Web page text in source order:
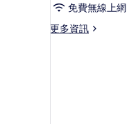
河
景
免費無線上網
更多資訊
更